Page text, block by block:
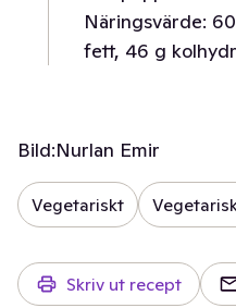
Näringsvärde:
fett, 46 g
Bild:Nurlan Emir
Vegetariskt
Skriv ut recept